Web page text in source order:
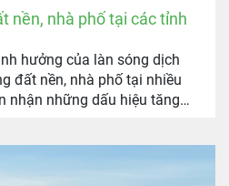
nền, nhà phố tại các tỉnh
hưởng của làn sóng dịch
đất nền, nhà phố tại nhiều
nhận những dấu hiệu tăng